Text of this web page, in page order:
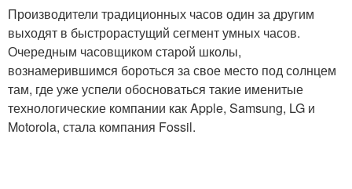
Производители традиционных часов один за другим
выходят в быстрорастущий сегмент умных часов.
Очередным часовщиком старой школы,
вознамерившимся бороться за свое место под солнцем
там, где уже успели обосноваться такие именитые
технологические компании как Apple, Samsung, LG и
Motorola, стала компания Fossil.